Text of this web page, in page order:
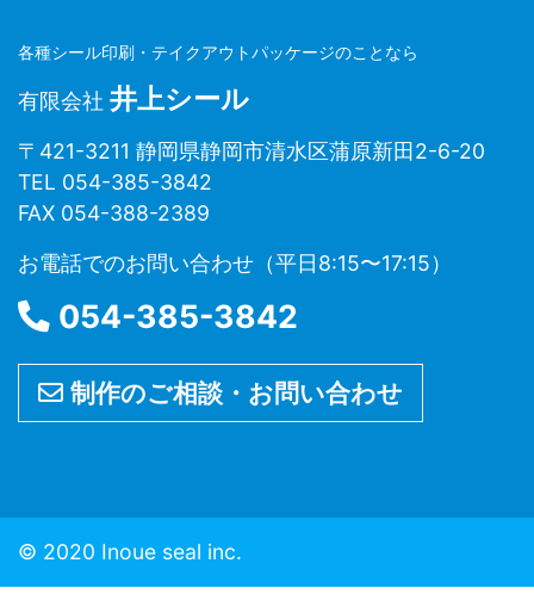
各種シール印刷・テイクアウトパッケージのことなら
有限会社 井上シール
〒421-3211 静岡県静岡市清水区蒲原新田2-6-20
TEL 054-385-3842
FAX 054-388-2389
お電話でのお問い合わせ（平日8:15〜17:15）
054-385-3842
制作のご相談・お問い合わせ
© 2020 Inoue seal inc.